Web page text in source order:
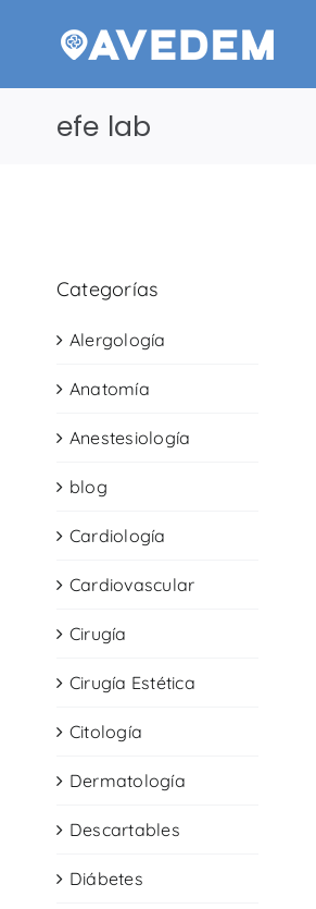
contenido
efe lab
Categorías
Alergología
Anatomía
Anestesiología
blog
Cardiología
Cardiovascular
Cirugía
Cirugía Estética
Citología
Dermatología
Descartables
Diábetes